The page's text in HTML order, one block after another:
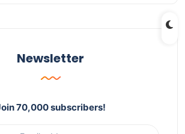
Newsletter
70,000 subscribers!